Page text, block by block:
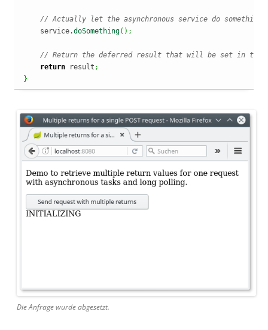
// Actually let the asynchronous service do something
    service.
doSomething( ) ;
// Return the deferred result that will be set in the
return result ;
}
Die Anfrage wurde abgesetzt.